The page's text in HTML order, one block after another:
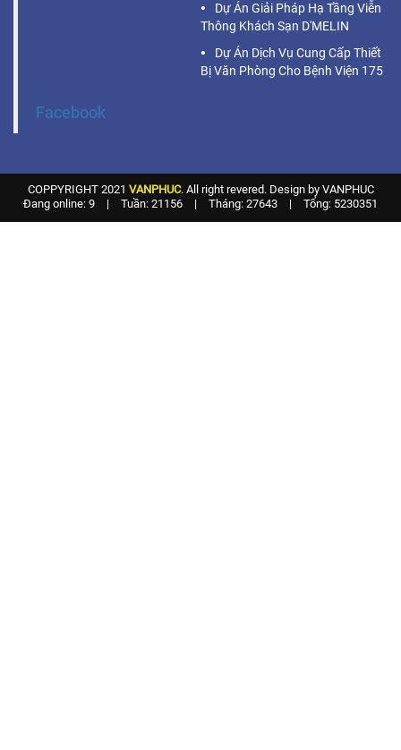
Dự Án Giải Pháp Hạ Tầng Viễn
Thông Khách Sạn D'MELIN
Dự Án Dịch Vụ Cung Cấp Thiết
Bị Văn Phòng Cho Bệnh Viện 175
Facebook
COPPYRIGHT 2021 VANPHUC. All right revered. Design by VANPHUC
Đang online: 9
| Tuần: 21156 | Tháng: 27643 | Tổng: 5230351